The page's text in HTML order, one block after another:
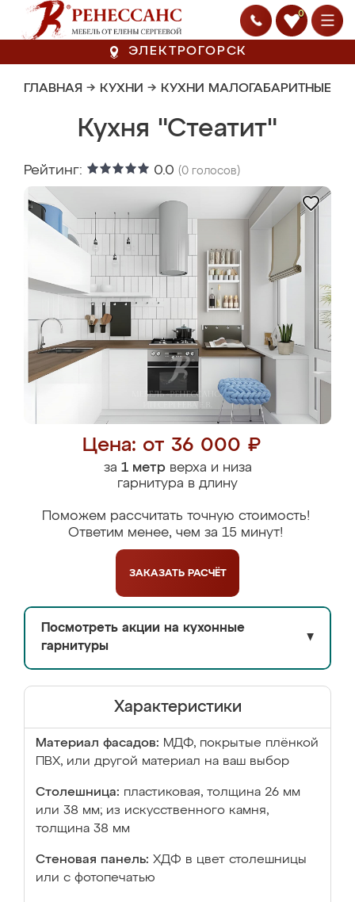
0
ЭЛЕКТРОГОРСК
ГЛАВНАЯ → КУХНИ → КУХНИ МАЛОГАБАРИТНЫЕ
Кухня "Стеатит"
Рейтинг: 0.0 (0 голосов)
Цена: от 36 000 ₽
за 1 метрверха и низа
гарнитура в длину
Поможем рассчитать точную стоимость!
Ответим менее, чем за 15 минут!
ЗАКАЗАТЬ РАСЧЁТ
Посмотреть акции на кухонные
гарнитуры
▼
Характеристики
Материал фасадов: МДФ, покрытые плёнкой
ПВХ, или другой материал на ваш выбор
Столешница: пластиковая, толщина 26 мм
или 38 мм; из искусственного камня,
толщина 38 мм
Стеновая панель: ХДФ в цвет столешницы
или с фотопечатью